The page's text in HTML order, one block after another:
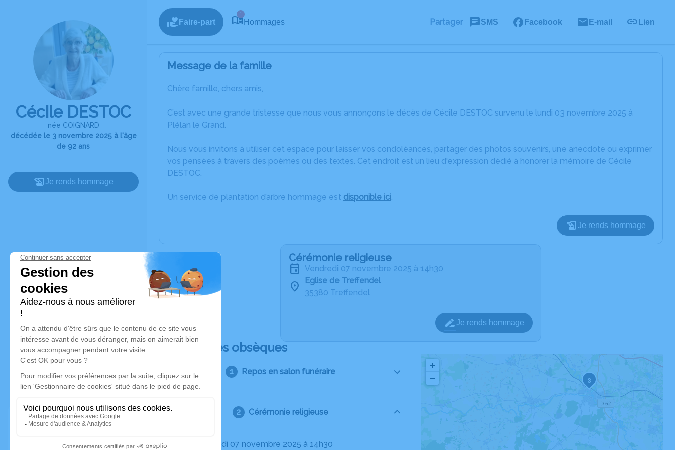
Cécile DESTOC
née COIGNARD
décédée le 3 novembre 2025 à l'âge
de 92 ans
Je rends hommage
Faire-part
1
Hommages Partager SMS Facebook E-mail Lien
Message de la famille
Chère famille, chers amis,
C’est avec une grande tristesse que nous vous annonçons le décès de Cécile DESTOC survenu le lundi 03 novembre 2025 à
Plélan le Grand.
Nous vous invitons à utiliser cet espace pour laisser vos condoléances, partager des photos souvenirs, une anecdote ou exprimer
vos pensées à travers des poèmes ou des textes. Cet endroit est un lieu d'expression dédié à honorer la mémoire de Cécile
DESTOC.
Un service de plantation d’arbre hommage est disponible ici.
Je rends hommage
Cérémonie religieuse
vendredi 07 novembre 2025 à 14h30
Eglise de Treffendel
35380 Treffendel
Je rends hommage
Déroulé des obsèques
Repos en salon funéraire
Cérémonie religieuse
Le vendredi 07 novembre 2025 à 14h30
3
+
−